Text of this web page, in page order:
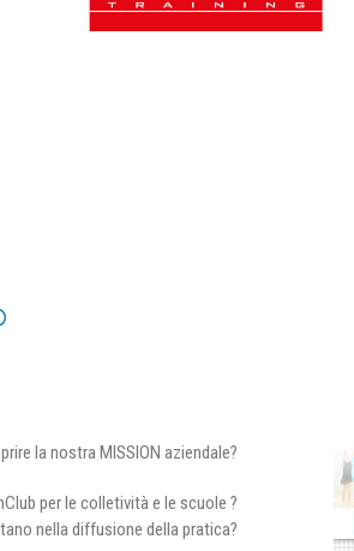
la nostra MISSION aziendale?
per le colletività e le scuole ?
nella diffusione della pratica?